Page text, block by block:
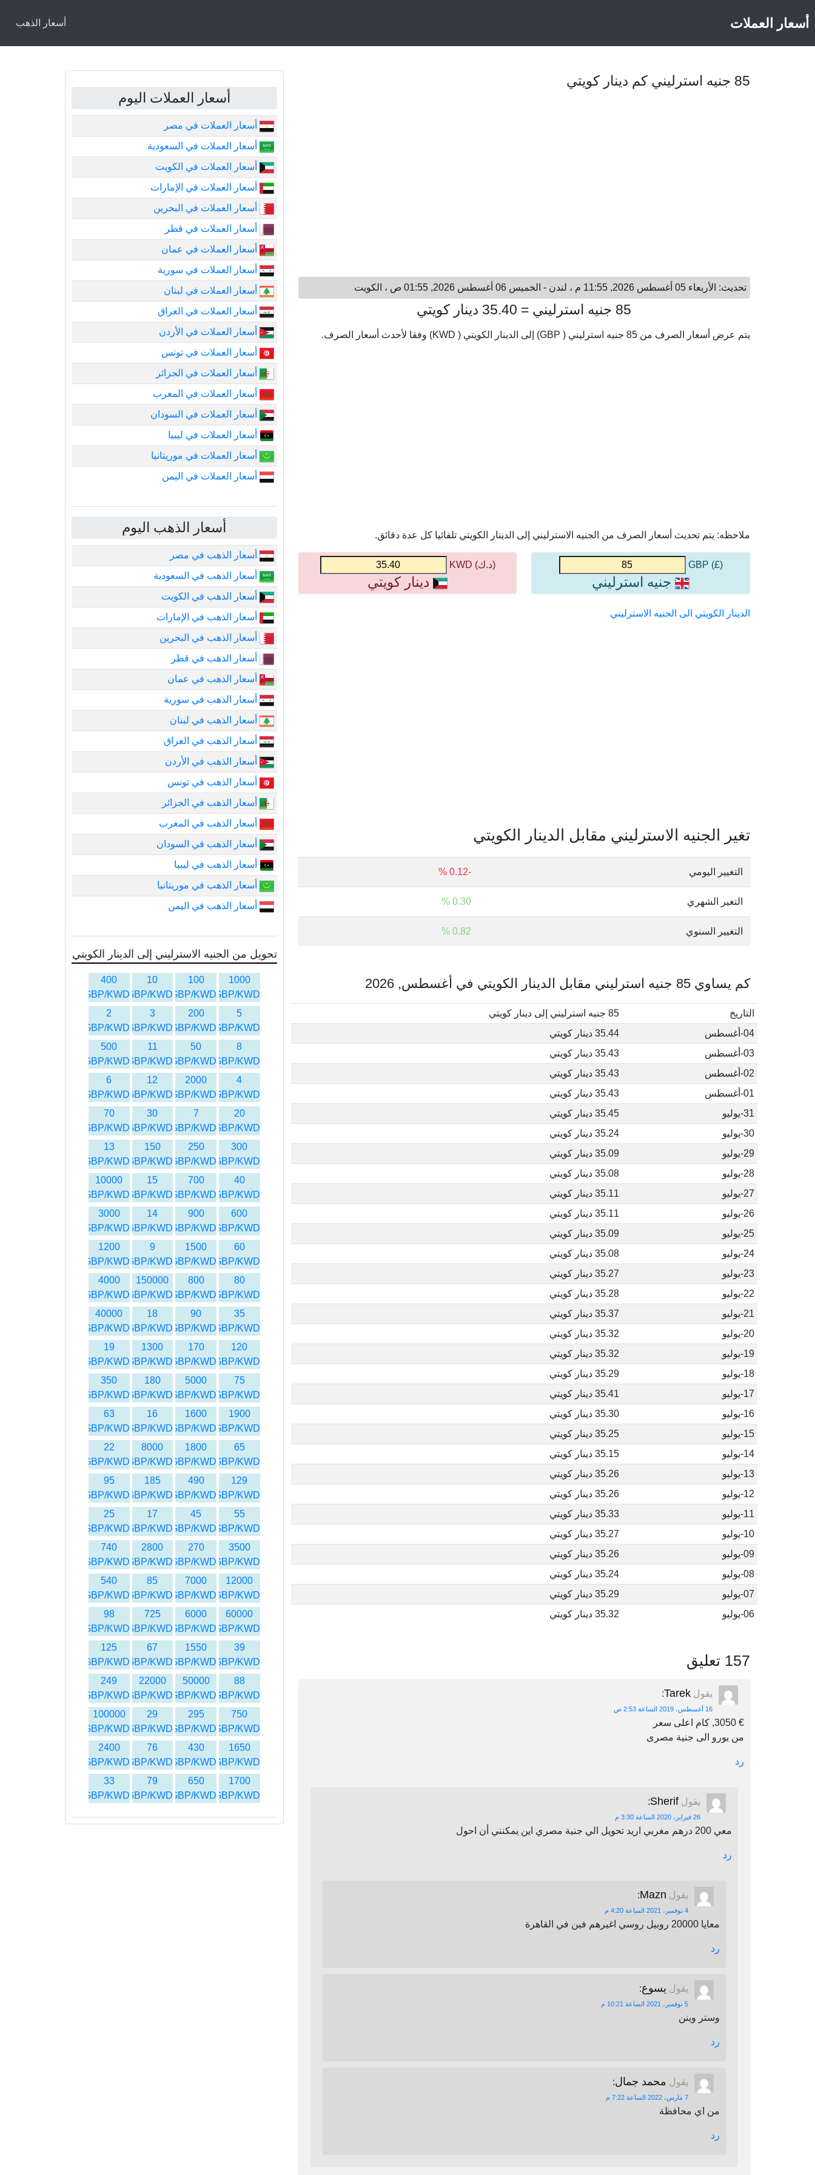
أسعار العملات أسعار الذهب
85 جنيه استرليني كم دينار كويتي
تحديث: الأربعاء 05 أغسطس 2026, 11:55 م ، لندن - الخميس 06 أغسطس 2026, 01:55 ص ، الكويت
85 جنيه استرليني = 35.40 دينار كويتي
يتم عرض أسعار الصرف من 85 جنيه استرليني ( GBP) إلى الدينار الكويتي ( KWD) وفقا لأحدث أسعار الصرف.
ملاحظه: يتم تحديث أسعار الصرف من الجنيه الاسترليني إلى الدينار الكويتي تلقائيا كل عدة دقائق.
(£) GBP
جنيه استرليني
(د.ك) KWD
دينار كويتي
الدينار الكويتي الى الجنيه الاسترليني
تغير الجنيه الاسترليني مقابل الدينار الكويتي
التغيير اليومي -0.12 %
التغير الشهري 0.30 %
التغيير السنوي 0.82 %
كم يساوي 85 جنيه استرليني مقابل الدينار الكويتي في أغسطس, 2026
التاريخ
85 جنيه استرليني إلى دينار كويتي
04-أغسطس
35.44 دينار كويتي
03-أغسطس
35.43 دينار كويتي
02-أغسطس
35.43 دينار كويتي
01-أغسطس
35.43 دينار كويتي
31-يوليو
35.45 دينار كويتي
30-يوليو
35.24 دينار كويتي
29-يوليو
35.09 دينار كويتي
28-يوليو
35.08 دينار كويتي
27-يوليو
35.11 دينار كويتي
26-يوليو
35.11 دينار كويتي
25-يوليو
35.09 دينار كويتي
24-يوليو
35.08 دينار كويتي
23-يوليو
35.27 دينار كويتي
22-يوليو
35.28 دينار كويتي
21-يوليو
35.37 دينار كويتي
20-يوليو
35.32 دينار كويتي
19-يوليو
35.32 دينار كويتي
18-يوليو
35.29 دينار كويتي
17-يوليو
35.41 دينار كويتي
16-يوليو
35.30 دينار كويتي
15-يوليو
35.25 دينار كويتي
14-يوليو
35.15 دينار كويتي
13-يوليو
35.26 دينار كويتي
12-يوليو
35.26 دينار كويتي
11-يوليو
35.33 دينار كويتي
10-يوليو
35.27 دينار كويتي
09-يوليو
35.26 دينار كويتي
08-يوليو
35.24 دينار كويتي
07-يوليو
35.29 دينار كويتي
06-يوليو
35.32 دينار كويتي
157 تعليق
يقول Tarek
:
16 أغسطس، 2019 الساعة 2:53 ص
€ 3050, كام اعلى سعر
من يورو الى جنية مصرى
رد
يقول Sherif
:
26 فبراير، 2020 الساعة 3:30 م
معي 200 درهم مغربي اريد تحويل الي جنية مصري اين يمكنني أن احول
رد
يقول Mazn
:
4 نوفمبر، 2021 الساعة 4:20 م
معايا 20000 روبيل روسي اغيرهم فين في القاهرة
رد
يقول يسوع:
5 نوفمبر، 2021 الساعة 10:21 م
وستر وينن
رد
يقول محمد جمال:
7 مارس، 2022 الساعة 7:22 م
من اي محافظة
رد
أسعار العملات اليوم
أسعار العملات في مصر
أسعار العملات في السعودية
أسعار العملات في الكويت
أسعار العملات في الإمارات
أسعار العملات في البحرين
أسعار العملات في قطر
أسعار العملات في عمان
أسعار العملات في سورية
أسعار العملات في لبنان
أسعار العملات في العراق
أسعار العملات في الأردن
أسعار العملات في تونس
أسعار العملات في الجزائر
أسعار العملات في المغرب
أسعار العملات في السودان
أسعار العملات في ليبيا
أسعار العملات في موريتانيا
أسعار العملات في اليمن
أسعار الذهب اليوم
أسعار الذهب في مصر
أسعار الذهب في السعودية
أسعار الذهب في الكويت
أسعار الذهب في الإمارات
أسعار الذهب في البحرين
أسعار الذهب في قطر
أسعار الذهب في عمان
أسعار الذهب في سورية
أسعار الذهب في لبنان
أسعار الذهب في العراق
أسعار الذهب في الأردن
أسعار الذهب في تونس
أسعار الذهب في الجزائر
أسعار الذهب في المغرب
أسعار الذهب في السودان
أسعار الذهب في ليبيا
أسعار الذهب في موريتانيا
أسعار الذهب في اليمن
تحويل من الجنيه الاسترليني إلى الدينار الكويتي
1000
GBP/KWD
100
GBP/KWD
10
GBP/KWD
400
GBP/KWD
5
GBP/KWD
200
GBP/KWD
3
GBP/KWD
2
GBP/KWD
8
GBP/KWD
50
GBP/KWD
11
GBP/KWD
500
GBP/KWD
4
GBP/KWD
2000
GBP/KWD
12
GBP/KWD
6
GBP/KWD
20
GBP/KWD
7
GBP/KWD
30
GBP/KWD
70
GBP/KWD
300
GBP/KWD
250
GBP/KWD
150
GBP/KWD
13
GBP/KWD
40
GBP/KWD
700
GBP/KWD
15
GBP/KWD
10000
GBP/KWD
600
GBP/KWD
900
GBP/KWD
14
GBP/KWD
3000
GBP/KWD
60
GBP/KWD
1500
GBP/KWD
9
GBP/KWD
1200
GBP/KWD
80
GBP/KWD
800
GBP/KWD
150000
GBP/KWD
4000
GBP/KWD
35
GBP/KWD
90
GBP/KWD
18
GBP/KWD
40000
GBP/KWD
120
GBP/KWD
170
GBP/KWD
1300
GBP/KWD
19
GBP/KWD
75
GBP/KWD
5000
GBP/KWD
180
GBP/KWD
350
GBP/KWD
1900
GBP/KWD
1600
GBP/KWD
16
GBP/KWD
63
GBP/KWD
65
GBP/KWD
1800
GBP/KWD
8000
GBP/KWD
22
GBP/KWD
129
GBP/KWD
490
GBP/KWD
185
GBP/KWD
95
GBP/KWD
55
GBP/KWD
45
GBP/KWD
17
GBP/KWD
25
GBP/KWD
3500
GBP/KWD
270
GBP/KWD
2800
GBP/KWD
740
GBP/KWD
12000
GBP/KWD
7000
GBP/KWD
85
GBP/KWD
540
GBP/KWD
60000
GBP/KWD
6000
GBP/KWD
725
GBP/KWD
98
GBP/KWD
39
GBP/KWD
1550
GBP/KWD
67
GBP/KWD
125
GBP/KWD
88
GBP/KWD
50000
GBP/KWD
22000
GBP/KWD
249
GBP/KWD
750
GBP/KWD
295
GBP/KWD
29
GBP/KWD
100000
GBP/KWD
1650
GBP/KWD
430
GBP/KWD
76
GBP/KWD
2400
GBP/KWD
1700
GBP/KWD
650
GBP/KWD
79
GBP/KWD
33
GBP/KWD